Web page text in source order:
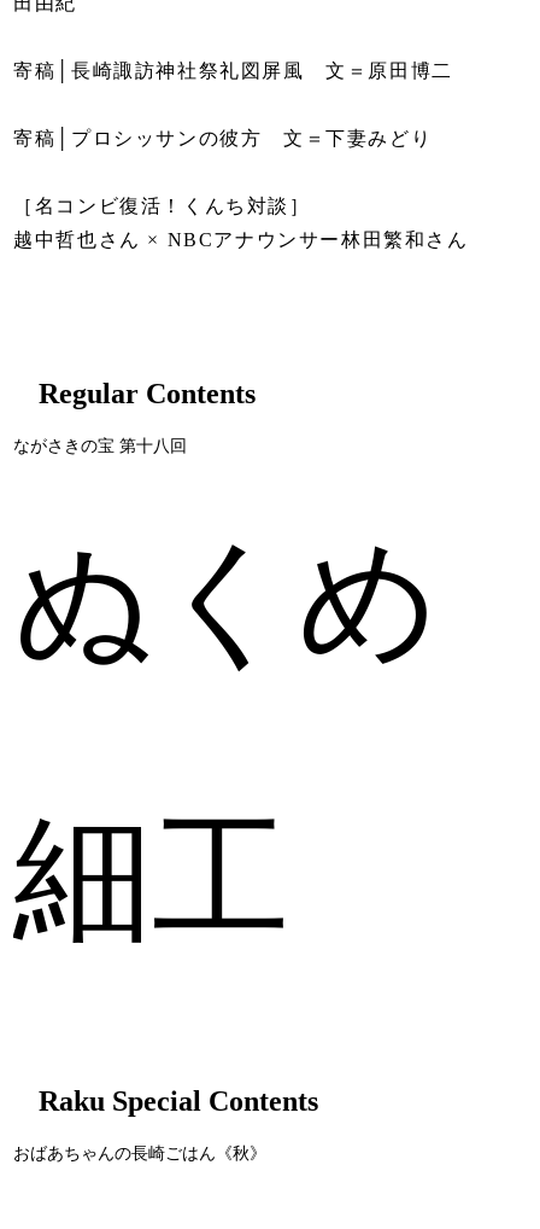
寄稿│長崎諏訪神社祭礼図屏風 文＝原田博二
寄稿│プロシッサンの彼方 文＝下妻みどり
［名コンビ復活！くんち対談］
越中哲也さん × NBCアナウンサー林田繁和さん
Regular Contents
ながさきの宝 第十八回
ぬくめ
細工
Raku Special Contents
おばあちゃんの長崎ごはん《秋》